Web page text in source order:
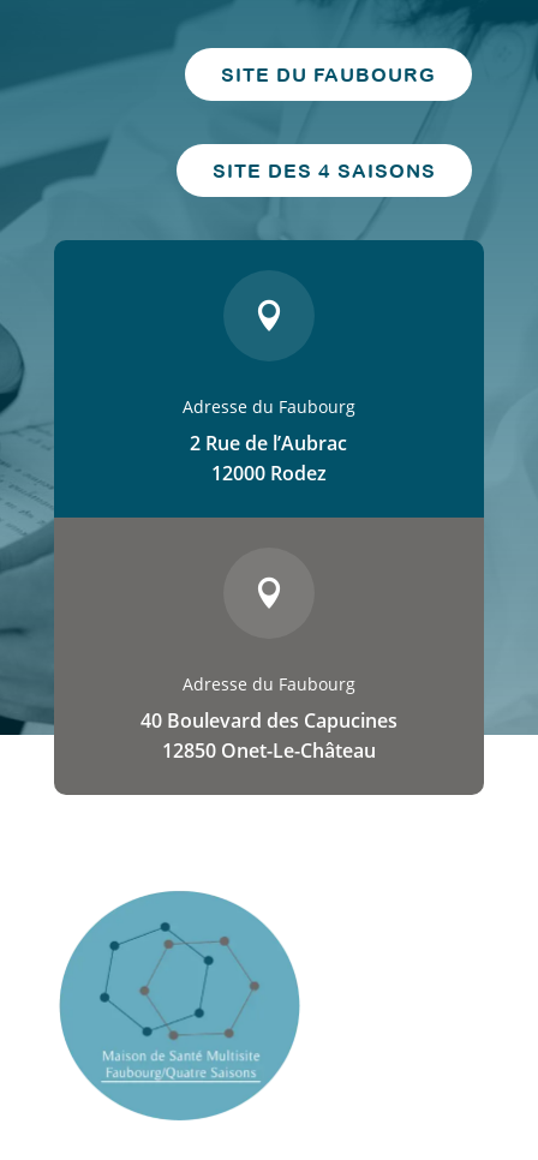
SITE DU FAUBOURG
SITE DES 4 SAISONS

Adresse du Faubourg
2 Rue de l’Aubrac
12000 Rodez

Adresse du Faubourg
40 Boulevard des Capucines
12850 Onet-Le-Château